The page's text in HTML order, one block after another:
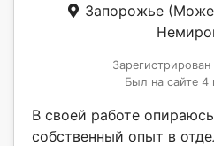
Запорожье
Зарегистрирован
Был на сайте 4
В своей работе
собственный опыт в